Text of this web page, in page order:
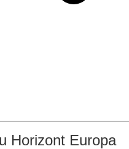
Horizont Europa